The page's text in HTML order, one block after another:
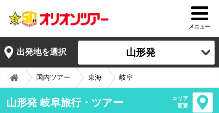
メニュー
出発地を選択 山形発
国内ツアー 東海 岐阜
山形発 岐阜旅行・ツアー
エリア
変更